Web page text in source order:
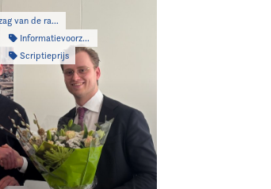
van de raad
Informatievoorziening
Scriptieprijs